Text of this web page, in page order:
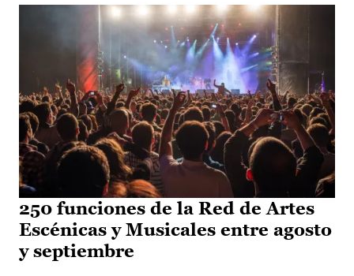
250 funciones de la Red de Artes
Escénicas y Musicales entre agosto
y septiembre